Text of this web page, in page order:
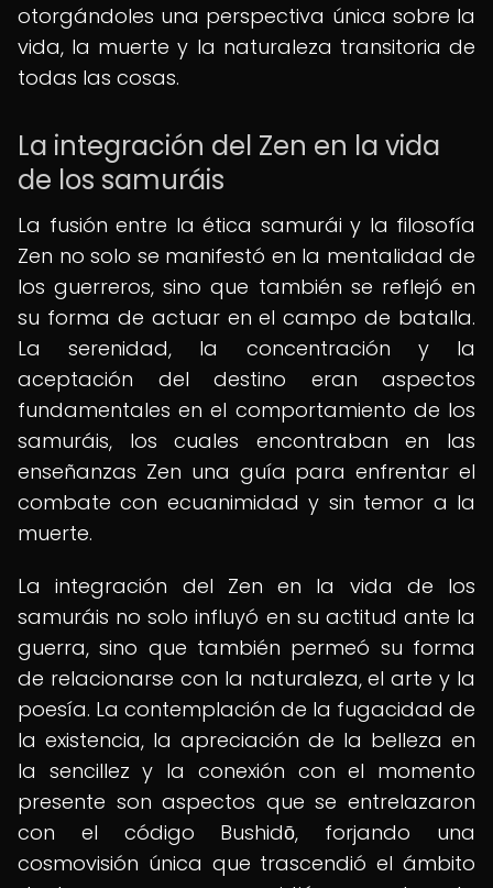
otorgándoles una perspectiva única sobre la
vida, la muerte y la naturaleza transitoria de
todas las cosas.
La integración del Zen en la vida
de los samuráis
La fusión entre la ética samurái y la filosofía
Zen no solo se manifestó en la mentalidad de
los guerreros, sino que también se reflejó en
su forma de actuar en el campo de batalla.
La serenidad, la concentración y la
aceptación del destino eran aspectos
fundamentales en el comportamiento de los
samuráis, los cuales encontraban en las
enseñanzas Zen una guía para enfrentar el
combate con ecuanimidad y sin temor a la
muerte.
La integración del Zen en la vida de los
samuráis no solo influyó en su actitud ante la
guerra, sino que también permeó su forma
de relacionarse con la naturaleza, el arte y la
poesía. La contemplación de la fugacidad de
la existencia, la apreciación de la belleza en
la sencillez y la conexión con el momento
presente son aspectos que se entrelazaron
con el código Bushidō, forjando una
cosmovisión única que trascendió el ámbito